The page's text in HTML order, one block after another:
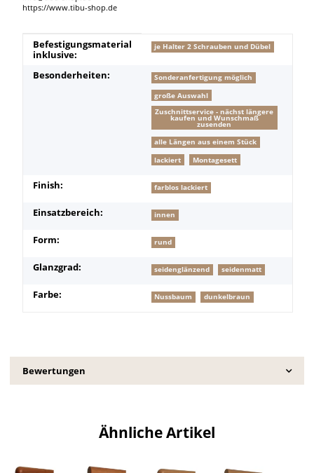
https://www.tibu-shop.de
Produkteigenschaft
Wert
Befestigungsmaterial
inklusive:
je Halter 2 Schrauben und Dübel
Besonderheiten:
Sonderanfertigung möglich
große Auswahl
Zuschnittservice - nächst längere
kaufen und Wunschmaß
zusenden
alle Längen aus einem Stück
lackiert
Montagesett
Finish: farblos lackiert
Einsatzbereich: innen
Form: rund
Glanzgrad: seidenglänzend seidenmatt
Farbe: Nussbaum dunkelbraun
Bewertungen
Ähnliche Artikel